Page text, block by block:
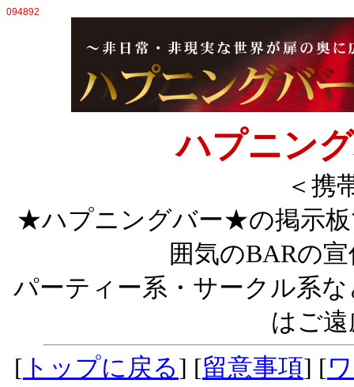
094892
ハプニン
＜携
★ハプニングバー★の掲示板
囲気のBARの
パーティー系・サークル系
はご
[ トップに戻る] [留意事項] [